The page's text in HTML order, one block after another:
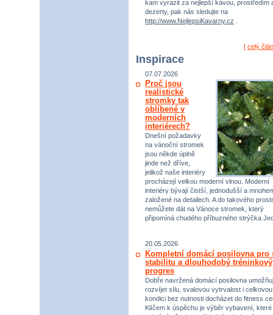
kam vyrazit za nejlepší kávou, prostředím
dezerty, pak nás sledujte na
http://www.NejlepsiKavarny.cz
[ celý
Inspirace
07.07.2026
Proč jsou
realistické
stromky tak
oblíbené v
moderních
interiérech?
Dnešní požadavky
na vánoční stromek
jsou někde úplně
jinde než dříve,
jelikož naše interiéry
procházejí velkou moderní vlnou. Moderní
interiéry bývají čistší, jednodušší a
založené na detailech. A do takového
nemůžete dát na Vánoce stromek, který
připomíná chudého příbuzného strýčka
20.05.2026
Kompletní domácí posilovna pro
stabilitu a dlouhodobý tréninkový
progres
Dobře navržená domácí posilovna
rozvíjet sílu, svalovou vytrvalost i celkovou
kondici bez nutnosti docházet do fitness
Klíčem k úspěchu je výběr vybavení, které